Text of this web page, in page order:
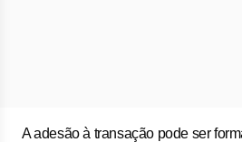
A adesão à transação pode ser